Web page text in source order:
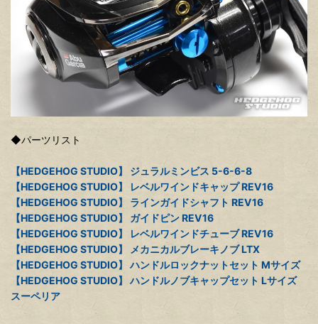
◆パーツリスト
【HEDGEHOG STUDIO】 ジュラルミンビス 5-6-6-8
【HEDGEHOG STUDIO】 レベルワインドキャップ REV16
【HEDGEHOG STUDIO】 ラインガイドシャフト REV16
【HEDGEHOG STUDIO】 ガイドピン REV16
【HEDGEHOG STUDIO】 レベルワインドチューブ REV16
【HEDGEHOG STUDIO】 メカニカルブレーキノブ LTX
【HEDGEHOG STUDIO】 ハンドルロックナットセット Mサイズ
【HEDGEHOG STUDIO】 ハンドルノブキャップセット Lサイズ
スーペリア